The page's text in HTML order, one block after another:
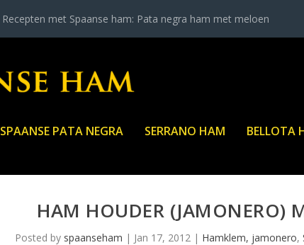
Recepten met Spaanse ham: Pata negra ham met meloen
SPAANSE PATA NEGRA SERRANO HAM BELLOTA
HAM HOUDER (JAMONERO)
Posted by spaanseham | Jan 17, 2012| Hamklem, jamonero,